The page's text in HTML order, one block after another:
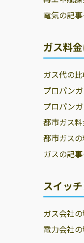
電気の記
ガス料
ガス代の
プロパン
プロパン
都市ガス
都市ガス
ガスの記
スイッ
ガス会社
電力会社